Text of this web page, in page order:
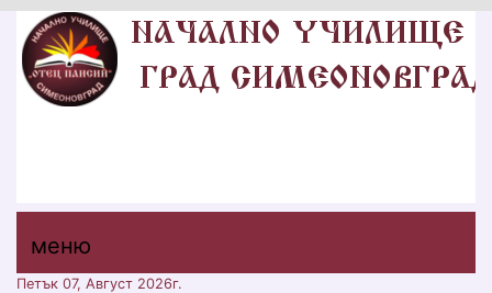
меню горно
меню
меню
Петък 07, Август 2026г.